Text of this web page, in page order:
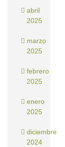
abril
2025
marzo
2025
febrero
2025
enero
2025
diciembre
2024